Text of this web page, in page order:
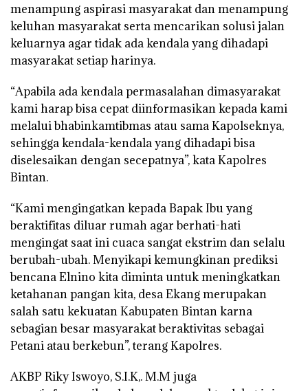
menampung aspirasi masyarakat dan menampung
keluhan masyarakat serta mencarikan solusi jalan
keluarnya agar tidak ada kendala yang dihadapi
masyarakat setiap harinya.
“Apabila ada kendala permasalahan dimasyarakat
kami harap bisa cepat diinformasikan kepada kami
melalui bhabinkamtibmas atau sama Kapolseknya,
sehingga kendala-kendala yang dihadapi bisa
diselesaikan dengan secepatnya”, kata Kapolres
Bintan.
“Kami mengingatkan kepada Bapak Ibu yang
beraktifitas diluar rumah agar berhati-hati
mengingat saat ini cuaca sangat ekstrim dan selalu
berubah-ubah. Menyikapi kemungkinan prediksi
bencana Elnino kita diminta untuk meningkatkan
ketahanan pangan kita, desa Ekang merupakan
salah satu kekuatan Kabupaten Bintan karna
sebagian besar masyarakat beraktivitas sebagai
Petani atau berkebun”, terang Kapolres.
AKBP Riky Iswoyo, S.I.K,. M.M juga